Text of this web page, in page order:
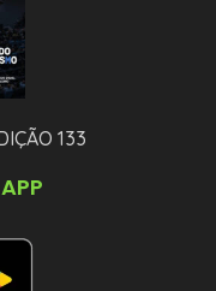
133